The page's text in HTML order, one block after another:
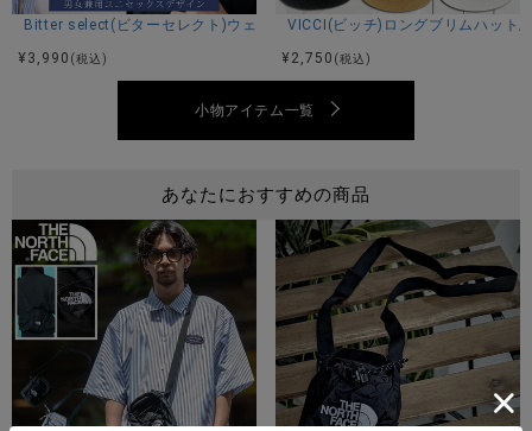
Bitter select(ビターセレクト)ウェリントンサングラス/全6色
¥ 3,990 (税込)
VICCI(ビッチ)ロングブリムハット/
¥ 2,750 (税込)
小物アイテム一覧
あなたにおすすめの商品